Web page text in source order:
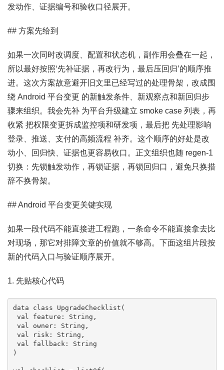
发动作、证据编号和验收口径展开。
## 方案先给到
如果一次同时改调度、配置和状态机，副作用会叠在一起，
所以最好按照‘先补证据，再改行为，最后压回归’的顺序推
进。这次方案故意避开旧文里已经写过的处理骨架，改成围
绕 Android 平台变更 的新触发条件、新观察点和新回归步
骤来组织。我会先补 为平台升级建立 smoke case 列表，再
收紧 把权限变更拆成监控项和研发项，最后把 先处理影响
登录、推送、支付的高频流程 补齐。这个顺序的好处是改
动小、回归快、证据也更容易收口。正文组织也随 regen-1
切换：先锁触发动作，再锁证据，再锁回归口，避免只换措
辞不换骨架。
## Android 平台变更关键实现
如果一段代码不能直接进工程跑，一条命令不能直接拿去比
对现场，那它对排障文章的价值就不够高。下面这组片段按
新的代码入口与验证顺序展开。
1. 先贴核心代码
data class UpgradeChecklist(
)